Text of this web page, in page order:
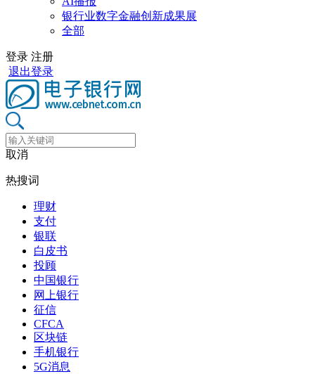
银行业数字金融创新成果展
全部
登录 注册
退出登录
取消
热搜词
理财
支付
银联
白皮书
投顾
中国银行
网上银行
征信
CFCA
区块链
手机银行
5G消息